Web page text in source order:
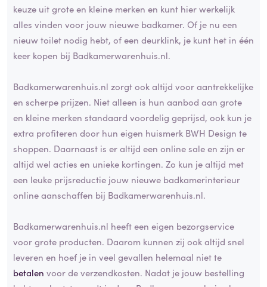
keuze uit grote en kleine merken en kunt hier werkelijk
alles vinden voor jouw nieuwe badkamer. Of je nu een
nieuw toilet nodig hebt, of een deurklink, je kunt het in één
keer kopen bij Badkamerwarenhuis.nl.
Badkamerwarenhuis.nl zorgt ook altijd voor aantrekkelijke
en scherpe prijzen. Niet alleen is hun aanbod aan grote
en kleine merken standaard voordelig geprijsd, ook kun je
extra profiteren door hun eigen huismerk BWH Design te
shoppen. Daarnaast is er altijd een online sale en zijn er
altijd wel acties en unieke kortingen. Zo kun je altijd met
een leuke prijsreductie jouw nieuwe badkamerinterieur
online aanschaffen bij Badkamerwarenhuis.nl.
Badkamerwarenhuis.nl heeft een eigen bezorgservice
voor grote producten. Daarom kunnen zij ook altijd snel
leveren en hoef je in veel gevallen helemaal niet te
betalen voor de verzendkosten. Nadat je jouw bestelling